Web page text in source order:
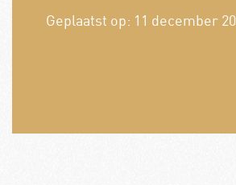
Geplaatst op: 11 december